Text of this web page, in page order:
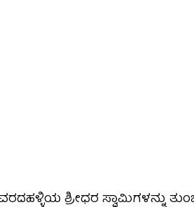
ಶ್ರೀಧರ ಸ್ವಾಮಿಗಳನ್ನು